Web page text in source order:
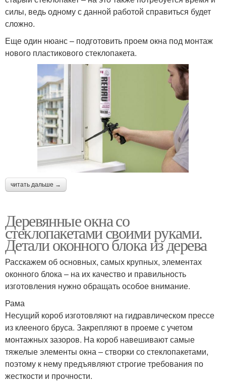
силы, ведь одному с данной работой справиться будет
сложно.
Еще один нюанс – подготовить проем окна под монтаж
нового пластикового стеклопакета.
читать дальше →
Деревянные окна со
стеклопакетами своими руками.
Детали оконного блока из дерева
Расскажем об основных, самых крупных, элементах
оконного блока – на их качество и правильность
изготовления нужно обращать особое внимание.
Рама
Несущий короб изготовляют на гидравлическом прессе
из клееного бруса. Закрепляют в проеме с учетом
монтажных зазоров. На короб навешивают самые
тяжелые элементы окна – створки со стеклопакетами,
поэтому к нему предъявляют строгие требования по
жесткости и прочности.